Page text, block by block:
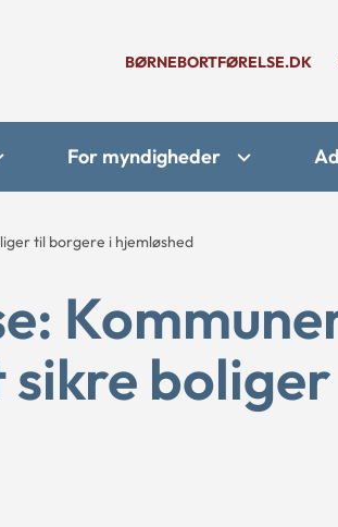
BØRNEBORTFØRELSE.DK
For myndigheder
til borgere i hjemløshed